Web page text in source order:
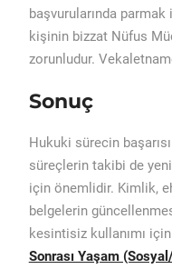
başvurularında parmak
kişinin bizzat Nüfus
zorunludur.
Sonuç
Hukuki sürecin
süreçlerin takibi de
için önemlidir. Kimlik,
belgelerin
kesintisiz kullanımı
Sonrası Yaşam